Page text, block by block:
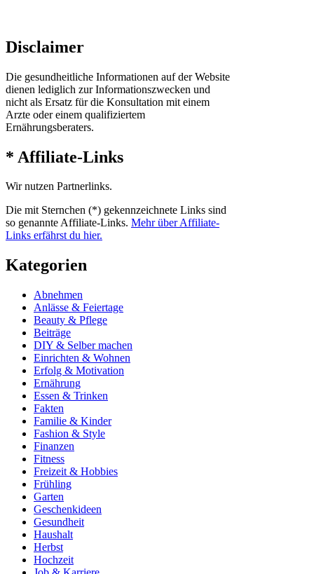
Disclaimer
Die gesundheitliche Informationen auf der Website
dienen lediglich zur Informationszwecken und
nicht als Ersatz für die Konsultation mit einem
Arzte oder einem qualifiziertem
Ernährungsberaters.
* Affiliate-Links
Wir nutzen Partnerlinks.
Die mit Sternchen (*) gekennzeichnete Links sind
so genannte Affiliate-Links. Mehr über Affiliate-
Links erfährst du hier.
Kategorien
Abnehmen
Anlässe & Feiertage
Beauty & Pflege
Beiträge
DIY & Selber machen
Einrichten & Wohnen
Erfolg & Motivation
Ernährung
Essen & Trinken
Fakten
Familie & Kinder
Fashion & Style
Finanzen
Fitness
Freizeit & Hobbies
Frühling
Garten
Geschenkideen
Gesundheit
Haushalt
Herbst
Hochzeit